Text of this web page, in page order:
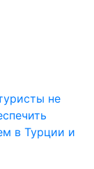
не
в Турции и